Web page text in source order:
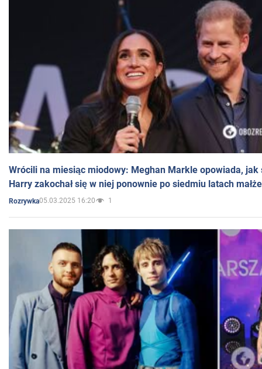
Wrócili na miesiąc miodowy: Meghan Markle opowiada, jak
Harry zakochał się w niej ponownie po siedmiu latach
Rozrywka05.03.2025 16:20 1